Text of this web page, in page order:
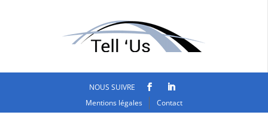
NOUS SUIVRE
Mentions légales
Contact